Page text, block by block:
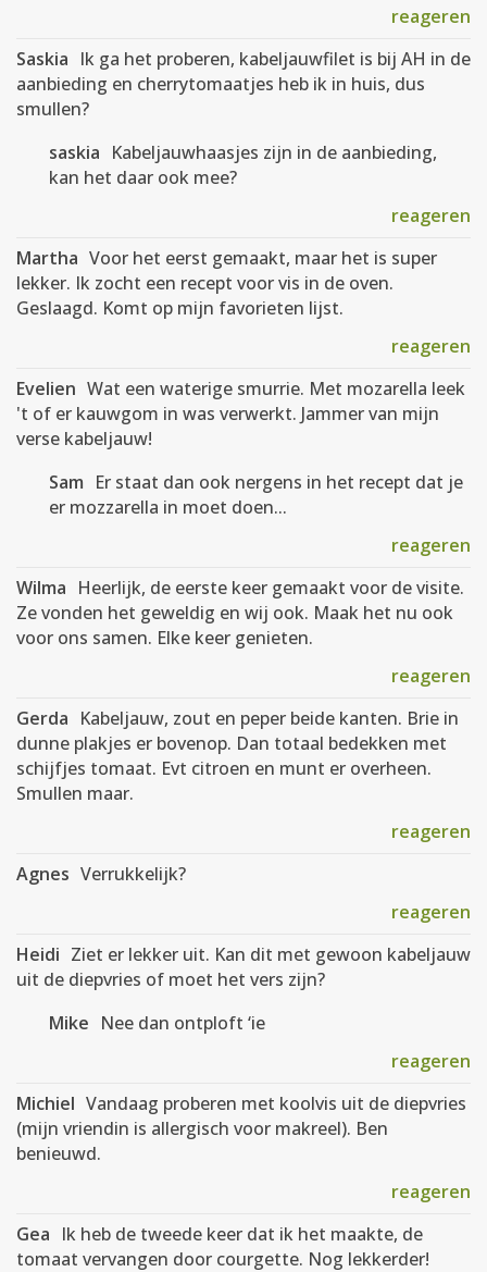
reageren
Saskia Ik ga het proberen, kabeljauwfilet is bij AH in de
aanbieding en cherrytomaatjes heb ik in huis, dus
smullen?
saskia Kabeljauwhaasjes zijn in de aanbieding,
kan het daar ook mee?
reageren
Martha Voor het eerst gemaakt, maar het is super
lekker. Ik zocht een recept voor vis in de oven.
Geslaagd. Komt op mijn favorieten lijst.
reageren
Evelien Wat een waterige smurrie. Met mozarella leek
't of er kauwgom in was verwerkt. Jammer van mijn
verse kabeljauw!
Sam Er staat dan ook nergens in het recept dat je
er mozzarella in moet doen...
reageren
Wilma Heerlijk, de eerste keer gemaakt voor de visite.
Ze vonden het geweldig en wij ook. Maak het nu ook
voor ons samen. Elke keer genieten.
reageren
Gerda Kabeljauw, zout en peper beide kanten. Brie in
dunne plakjes er bovenop. Dan totaal bedekken met
schijfjes tomaat. Evt citroen en munt er overheen.
Smullen maar.
reageren
Agnes Verrukkelijk?
reageren
Heidi Ziet er lekker uit. Kan dit met gewoon kabeljauw
uit de diepvries of moet het vers zijn?
Mike Nee dan ontploft ‘ie
reageren
Michiel Vandaag proberen met koolvis uit de diepvries
(mijn vriendin is allergisch voor makreel). Ben
benieuwd.
reageren
Gea Ik heb de tweede keer dat ik het maakte, de
tomaat vervangen door courgette. Nog lekkerder!